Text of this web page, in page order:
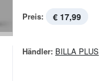
Preis: € 17,99
Händler: BILLA PLUS